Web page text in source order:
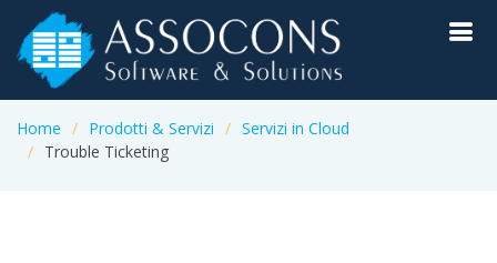
Home Prodotti & Servizi
Servizi in Cloud
Trouble Ticketing